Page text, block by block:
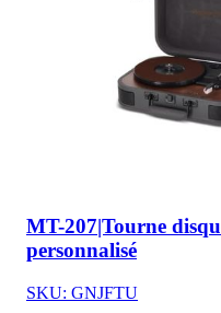
MT-207|Tourne
personnalisé
SKU: GNJFTU